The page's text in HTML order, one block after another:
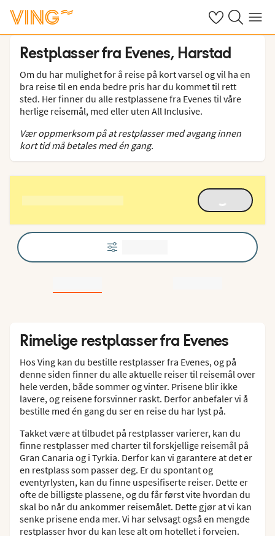
Se dine sparte
Søk påMeny
Restplasser fra Evenes, Harstad
Om du har mulighet for å reise på kort varsel og vil ha en
bra reise til en enda bedre pris har du kommet til rett
sted. Her finner du alle restplassene fra Evenes til våre
herlige reisemål, med eller uten All Inclusive.
Vær oppmerksom på at restplasser med avgang innen
kort tid må betales med én gang.
Rimelige restplasser fra Evenes
Hos Ving kan du bestille restplasser fra Evenes, og på
denne siden finner du alle aktuelle reiser til reisemål over
hele verden, både sommer og vinter. Prisene blir ikke
lavere, og reisene forsvinner raskt. Derfor anbefaler vi å
bestille med én gang du ser en reise du har lyst på.
Takket være at tilbudet på restplasser varierer, kan du
finne restplasser med charter til forskjellige reisemål på
Gran Canaria og i Tyrkia. Derfor kan vi garantere at det er
en restplass som passer deg. Er du spontant og
eventyrlysten, kan du finne uspesifiserte reiser. Dette er
ofte de billigste plassene, og du får først vite hvordan du
skal bo når du ankommer reisemålet. Dette gjør at vi kan
senke prisene enda mer. Vi har selvsagt også en mengde
restplasser hvor du kan lese alt om hotellet i forveien.